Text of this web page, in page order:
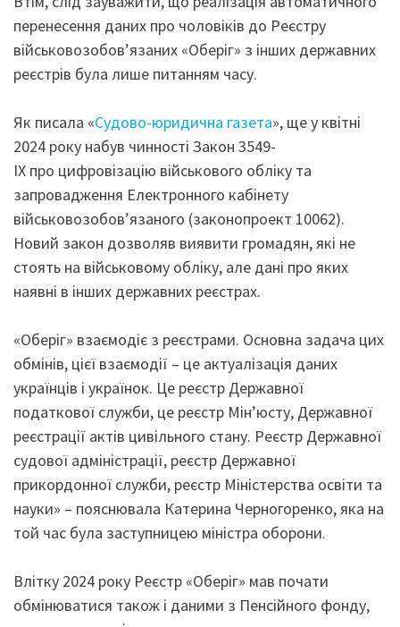
перенесення даних про чоловіків до Реєстру
військовозобов’язаних «Оберіг» з інших державних
реєстрів була лише питанням часу.
Як писала «Судово-юридична газета», ще у квітні
2024 року набув чинності Закон 3549-
ІХ про цифровізацію військового обліку та
запровадження Електронного кабінету
військовозобов’язаного (законопроект 10062).
Новий закон дозволяв виявити громадян, які не
стоять на військовому обліку, але дані про яких
наявні в інших державних реєстрах.
«Оберіг» взаємодіє з реєстрами. Основна задача цих
обмінів, цієї взаємодії – це актуалізація даних
українців і українок. Це реєстр Державної
податкової служби, це реєстр Мін’юсту, Державної
реєстрації актів цивільного стану. Реєстр Державної
судової адміністрації, реєстр Державної
прикордонної служби, реєстр Міністерства освіти та
науки» – пояснювала Катерина Черногоренко, яка на
той час була заступницею міністра оборони.
Влітку 2024 року Реєстр «Оберіг» мав почати
обмінюватися також і даними з Пенсійного фонду,